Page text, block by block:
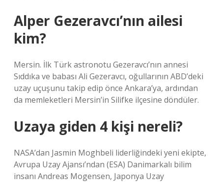
Alper Gezeravcı’nın ailesi
kim?
Mersin. İlk Türk astronotu Gezeravcı’nın annesi
Sıddıka ve babası Ali Gezeravcı, oğullarının ABD’deki
uzay uçuşunu takip edip önce Ankara’ya, ardından
da memleketleri Mersin’in Silifke ilçesine döndüler.
Uzaya giden 4 kişi nereli?
NASA’dan Jasmin Moghbeli liderliğindeki yeni ekipte,
Avrupa Uzay Ajansı’ndan (ESA) Danimarkalı bilim
insanı Andreas Mogensen, Japonya Uzay